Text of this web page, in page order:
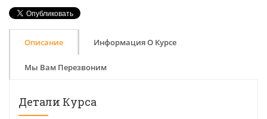
Описание Информация О Курсе
Мы Вам Перезвоним
Детали Курса